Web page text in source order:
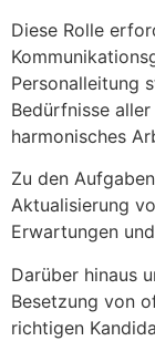
Diese Rolle
Personalleitung
Bedürfnisse
harmonisches
Zu den
Aktualisierung
Erwartungen
Darüber hinaus
Besetzung von
richtigen